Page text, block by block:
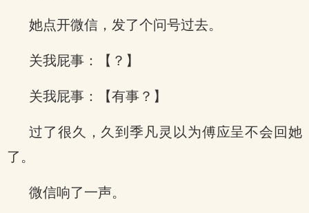
她点开微信，发了个问号过去。
关我屁事：【？】
关我屁事：【有事？】
过了很久，久到季凡灵以为傅应呈不会回她
了。
微信响了一声。